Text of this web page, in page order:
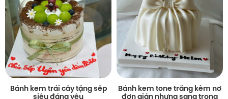
Bánh kem trái cây tặng sếp
siêu đáng yêu
Bánh kem tone trắng kèm nơ
đơn giản nhưng sang trọng